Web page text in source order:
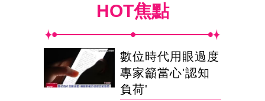
HOT焦點
數位時代用眼過度
專家籲當心'認知
負荷'